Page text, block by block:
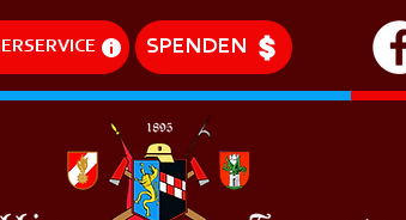
SPENDEN